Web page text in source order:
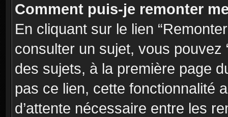
Comment puis-je remonter
En cliquant sur le lien
consulter un sujet, vous pouvez
des sujets, à la première page
pas ce lien, cette fonctionnalité
d’attente nécessaire entre les